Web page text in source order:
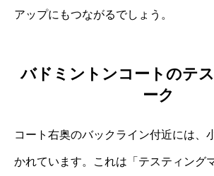
アップにもつながるでしょう。
バドミントンコートのテ
ーク
コート右奥のバックライン付近には、
かれています。これは「テスティング